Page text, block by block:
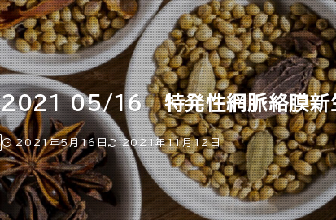
2021 05/16 特発性網脈絡膜新
2021年5月16日 2021年11月12日